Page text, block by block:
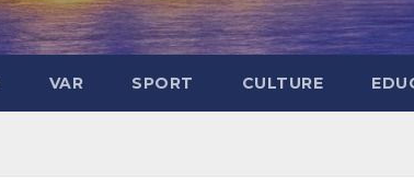
VAR SPORT CULTURE